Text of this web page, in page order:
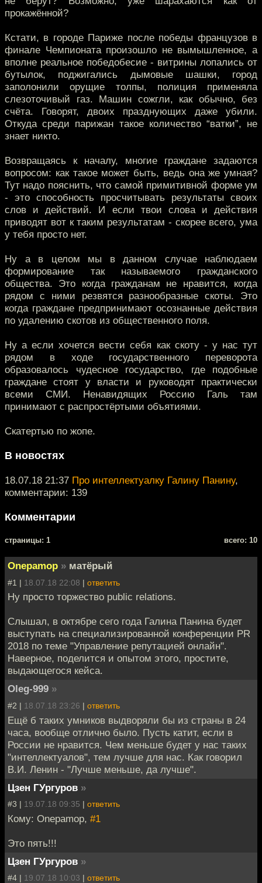
прокажённой?
Кстати, в городе Париже после победы французов в
финале Чемпионата произошло не вымышленное, а
вполне реальное победобесие - витрины лопались от
бутылок, поджигались дымовые шашки, город
заполонили орущие толпы, полиция применяла
слезоточивый газ. Машин сожгли, как обычно, без
счёта. Говорят, двоих празднующих даже убили.
Откуда среди парижан такое количество “ватки”, не
знает никто.
Возвращаясь к началу, многие граждане задаются
вопросом: как такое может быть, ведь она же умная?
Тут надо пояснить, что самой примитивной форме ум
- это способность просчитывать результаты своих
слов и действий. И если твои слова и действия
приводят вот к таким результатам - скорее всего, ума
у тебя просто нет.
Ну а в целом мы в данном случае наблюдаем
формирование так называемого гражданского
общества. Это когда гражданам не нравится, когда
рядом с ними резвятся разнообразные скоты. Это
когда граждане предпринимают осознанные действия
по удалению скотов из общественного поля.
Ну а если хочется вести себя как скоту - у нас тут
рядом в ходе государственного переворота
образовалось чудесное государство, где подобные
граждане стоят у власти и руководят практически
всеми СМИ. Ненавидящих Россию Галь там
принимают с распростёртыми объятиями.
Скатертью по жопе.
В новостях
18.07.18 21:37 Про интеллектуалку Галину Панину,
комментарии: 139
Комментарии
cтраницы: 1 всего: 10
Onepamop » матёрый
#1 | 18.07.18 22:08 | ответить
Ну просто торжество public relations.
Слышал, в октябре сего года Галина Панина будет
выступать на специализированной конференции PR
2018 по теме "Управление репутацией онлайн".
Наверное, поделится и опытом этого, простите,
выдающегося кейса.
Oleg-999 »
#2 | 18.07.18 23:26 | ответить
Ещё б таких умников выдворяли бы из страны в 24
часа, вообще отлично было. Пусть катит, если в
России не нравится. Чем меньше будет у нас таких
"интеллектуалов", тем лучше для нас. Как говорил
В.И. Ленин - "Лучше меньше, да лучше".
Цзен ГУргуров »
#3 | 19.07.18 09:35 | ответить
Кому: Onepamop, #1
Это пять!!!
Цзен ГУргуров »
#4 | 19.07.18 10:03 | ответить